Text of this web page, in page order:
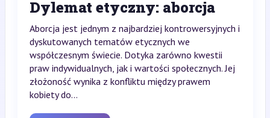
Dylemat etyczny: aborcja
Aborcja jest jednym z najbardziej kontrowersyjnych i
dyskutowanych tematów etycznych we
współczesnym świecie. Dotyka zarówno kwestii
praw indywidualnych, jak i wartości społecznych. Jej
złożoność wynika z konfliktu między prawem
kobiety do...